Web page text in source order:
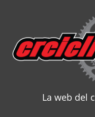
content
La web del